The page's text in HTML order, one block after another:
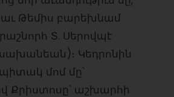
Թեմիս բարեխնամ
Տ. Սերովպէ
Կեդրոնին
մոմ մը՝
Քրիստոսը՝ աշխարհի